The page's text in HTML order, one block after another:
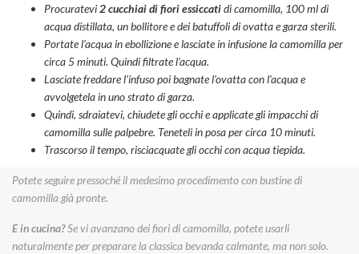
Procuratevi2 cucchiai di fiori essiccatidi camomilla, 100 ml di
acqua distillata, un bollitore e dei batuffoli di ovatta e garza sterili.
Portate l’acqua in ebollizione e lasciate in infusione la camomilla per
circa 5 minuti. Quindi filtrate l’acqua.
Lasciate freddare l’infuso poi bagnate l’ovatta con l’acqua e
avvolgetela in uno strato di garza.
Quindi, sdraiatevi, chiudete gli occhi e applicate gli impacchi di
camomilla sulle palpebre. Teneteli in posa per circa 10 minuti.
Trascorso il tempo, risciacquate gli occhi con acqua tiepida.
Potete seguire pressoché il medesimo procedimento con bustine di
camomilla già pronte.
E in cucina?Se vi avanzano dei fiori di camomilla, potete usarli
naturalmente per preparare la classica bevanda calmante, ma non solo.